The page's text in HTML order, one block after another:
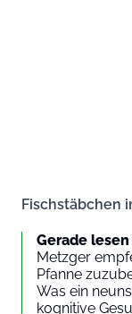
Fischstäbchen
Gerade
Metzger
Pfanne
Was ein
kognitive